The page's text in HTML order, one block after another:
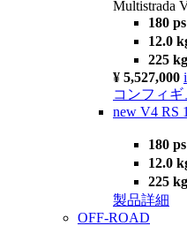
Multistrada
180 ps
12.0
225 kg
¥ 5,527,000 i
コンフィ
new V4 RS
180 ps
12.0
225 kg
製品詳細
OFF-ROAD